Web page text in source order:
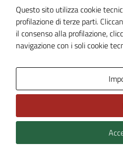
Questo sito utilizza cookie
profilazione di terze parti.
il consenso alla profilazione,
navigazione con i soli cookie